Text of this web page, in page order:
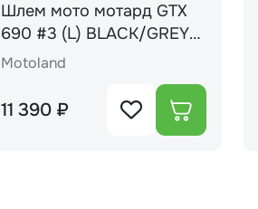
Шлем мото мотард GTX
690 #3 (L) BLACK/GREY
RED
Motoland
11 390 ₽